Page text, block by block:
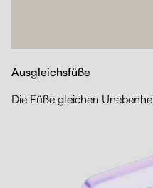
Ausgleichsfüße
Die Füße gleichen